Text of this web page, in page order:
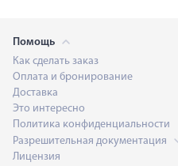
Помощь
Как сделать заказ
Оплата и бронирование
Доставка
Это интересно
Политика конфиденциальности
Разрешительная документация
Лицензия